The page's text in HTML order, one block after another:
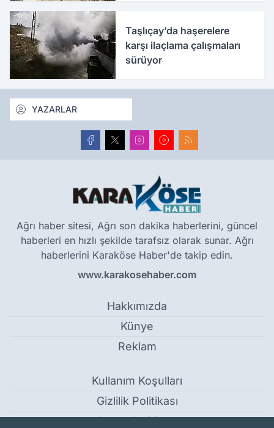
Taşlıçay’da haşerelere
karşı ilaçlama çalışmaları
sürüyor
YAZARLAR
Ağrı haber sitesi, Ağrı son dakika haberlerini, güncel
haberleri en hızlı şekilde tarafsız olarak sunar. Ağrı
haberlerini Karaköse Haber'de takip edin.
www.karakosehaber.com
Hakkımızda
Künye
Reklam
Kullanım Koşulları
Gizlilik Politikası
Çerez Politikası